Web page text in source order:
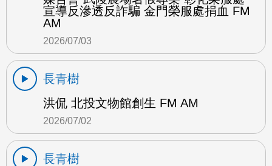
宣導反滲透反詐騙 金門榮服處捐血 FM
AM
2026/07/03
長青樹
洪侃 北投文物館創生 FM AM
2026/07/02
長青樹